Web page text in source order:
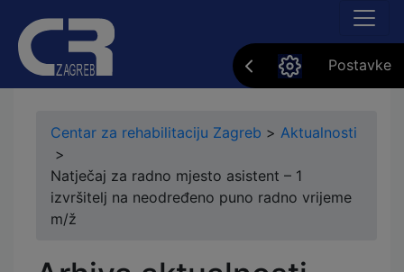
Postavke
Centar za rehabilitaciju Zagreb > Aktualnosti
>
Natječaj za radno mjesto asistent – 1
izvršitelj na neodređeno puno radno vrijeme
m/ž